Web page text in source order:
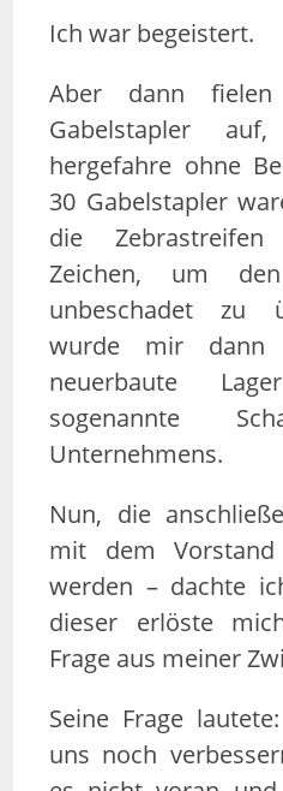
Ich war begeistert.
Aber dann
Gabelstapler
hergefahre ohne
30 Gabelstapler
die
Zeichen, um den
unbeschadet zu
wurde mir dann
neuerbaute
sogenannte
Unternehmens.
Nun, die
mit dem
werden – dachte
dieser erlöste
Frage aus meiner
Seine Frage
uns noch